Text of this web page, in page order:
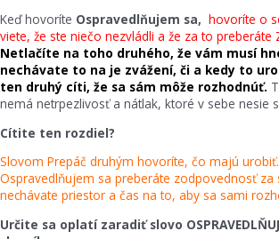
Keď hovoríte Ospravedlňujem sa, hovoríte o
viete, že ste niečo nezvládli a že za to preberáte
Netlačíte na toho druhého, že vám musí
nechávate to na je zvážení, či a kedy to
ten druhý cíti, že sa sám môže rozhodnúť.
nemá netrpezlivosť a nátlak, ktoré v sebe nesie
Cítite ten rozdiel?
Slovom Prepáč druhým hovoríte, čo majú
Ospravedlňujem sa preberáte zodpovednosť za
nechávate priestor a čas na to, aby sa sami
Určite sa oplatí zaradiť slovo